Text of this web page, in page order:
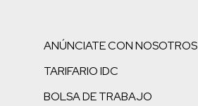
ANÚNCIATE CON NOSOTROS
TARIFARIO IDC
BOLSA DE TRABAJO